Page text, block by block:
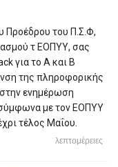
Προέδρου του Π.Σ.Φ,
τ ΕΟΠΥΥ, σας
για το Α και Β
της πληροφορικής
ενημέρωση
με τον ΕΟΠΥΥ
τέλος Μαΐου.
λεπτομέρειες